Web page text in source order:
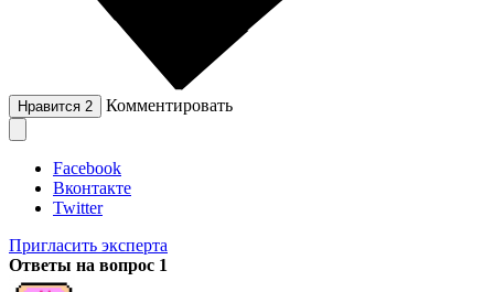
Нравится 2 Комментировать
Facebook
Вконтакте
Twitter
Пригласить эксперта
Ответы на вопрос 1